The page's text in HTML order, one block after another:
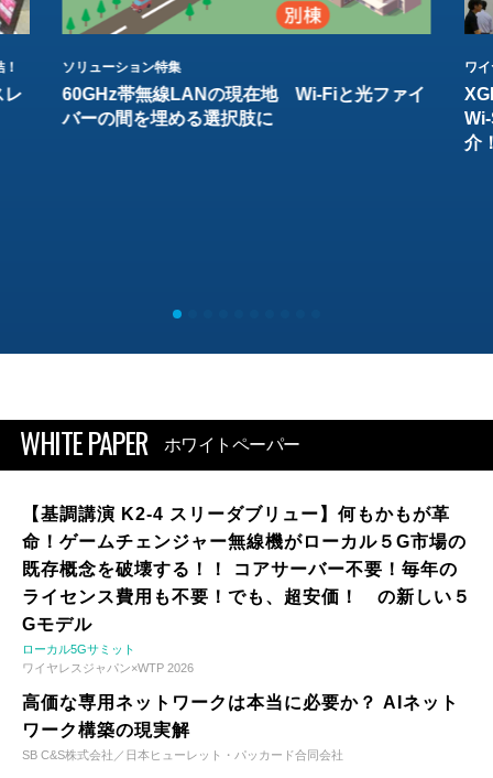
レ
ソリューション特集
60GHz帯無線LANの現在地 Wi-Fiと光ファイ
バーの間を埋める選択肢に
ワ
介
WHITE PAPER ホワイトペーパー
【基調講演 K2-4 スリーダブリュー】何もかもが革
命！ゲームチェンジャー無線機がローカル５G市場の
既存概念を破壊する！！ コアサーバー不要！毎年の
ライセンス費用も不要！でも、超安価！ の新しい５
Gモデル
ローカル5Gサミット
ワイヤレスジャパン×WTP 2026
高価な専用ネットワークは本当に必要か？ AIネット
ワーク構築の現実解
SB C&S株式会社／日本ヒューレット・パッカード合同会社